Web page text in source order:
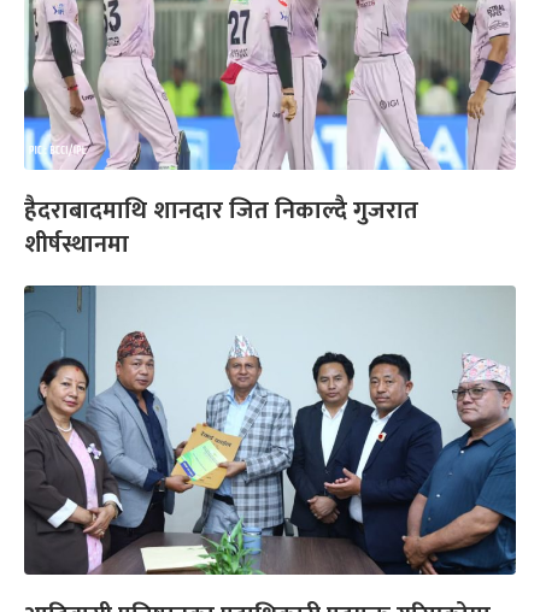
हैदराबादमाथि शानदार जित निकाल्दै गुजरात
शीर्षस्थानमा